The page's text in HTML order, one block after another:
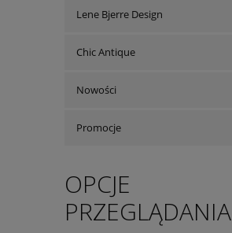
Lene Bjerre Design
Chic Antique
Nowości
Promocje
OPCJE
PRZEGLĄDANIA